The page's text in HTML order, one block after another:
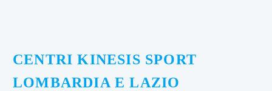
CENTRI KINESIS SPORT
LOMBARDIA E LAZIO